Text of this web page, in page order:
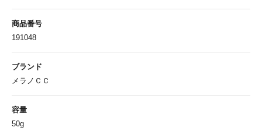
商品番号
191048
ブランド
メラノＣＣ
容量
50g